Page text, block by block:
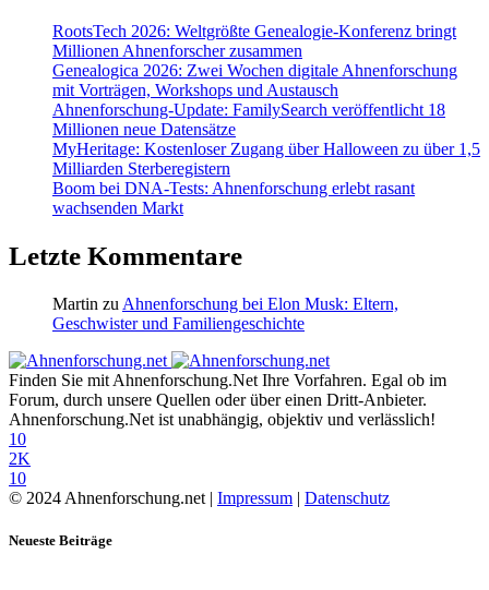
RootsTech 2026: Weltgrößte Genealogie-Konferenz bringt
Millionen Ahnenforscher zusammen
Genealogica 2026: Zwei Wochen digitale Ahnenforschung
mit Vorträgen, Workshops und Austausch
Ahnenforschung-Update: FamilySearch veröffentlicht 18
Millionen neue Datensätze
MyHeritage: Kostenloser Zugang über Halloween zu über 1,5
Milliarden Sterberegistern
Boom bei DNA-Tests: Ahnenforschung erlebt rasant
wachsenden Markt
Letzte Kommentare
Martin zu Ahnenforschung bei Elon Musk: Eltern,
Geschwister und Familiengeschichte
Finden Sie mit Ahnenforschung.Net Ihre Vorfahren. Egal ob im
Forum, durch unsere Quellen oder über einen Dritt-Anbieter.
Ahnenforschung.Net ist unabhängig, objektiv und verlässlich!
10
2K
10
© 2024 Ahnenforschung.net | Impressum | Datenschutz
Neueste Beiträge